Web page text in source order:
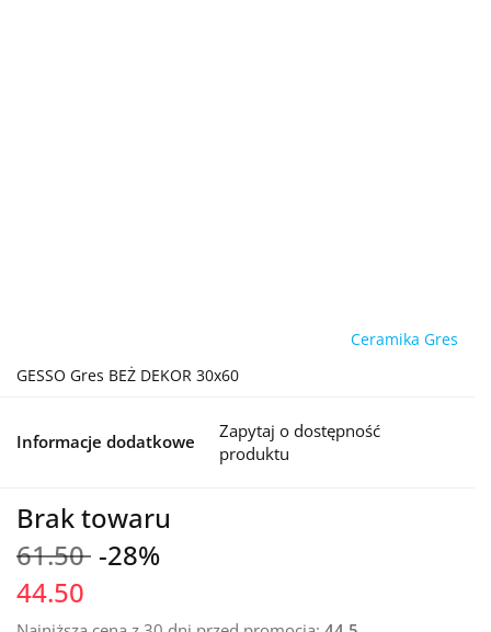
Ceramika Gres
GESSO Gres BEŻ DEKOR 30x60
Informacje dodatkowe
Zapytaj o dostępność
produktu
Brak towaru
61.50 -28%
44.50